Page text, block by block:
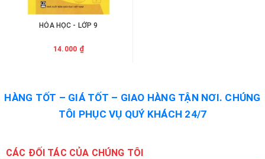
HÓA HỌC - LỚP 9
14.000 ₫
HÀNG TỐT – GIÁ TỐT – GIAO HÀNG TẬN NƠI. CHÚNG
TÔI PHỤC VỤ QUÝ KHÁCH 24/7
CÁC ĐỐI TÁC CỦA CHÚNG TÔI